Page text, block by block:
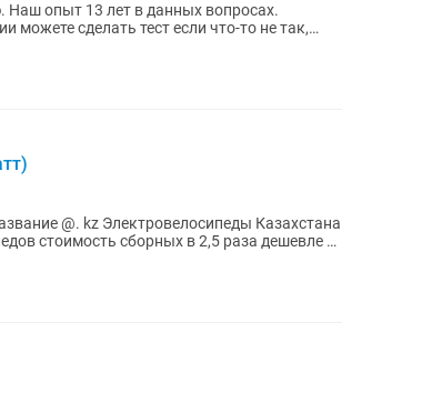
Наш опыт 13 лет в данных вопросах.
сделать тест если что-то не так,
Казахстана
стоимость сборных в 2,5 раза дешевле с